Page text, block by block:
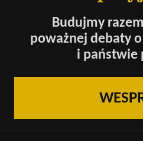
Budujmy
poważnej debaty
i państwie